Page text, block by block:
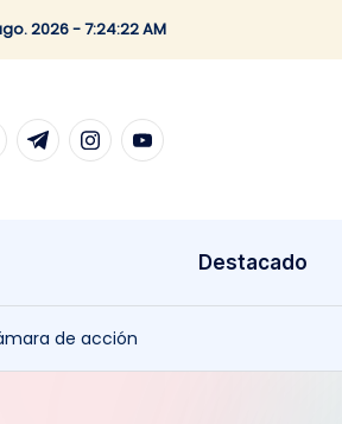
2026-7:24:22 AM
t.me instagram.com
youtube.com
Destacado
de acción